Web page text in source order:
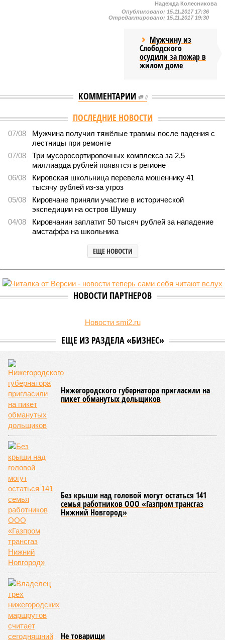
Надежда Колесникова
Опубликовано: 15.11.2017 17:36
Отредактировано: 15.11.2017 19:30
Мужчину из
Слободского
осудили за пожар в
жилом доме
КОММЕНТАРИИ 0
Версия //Общество //
Килограмм свиного шашлыка в Кировской области
Килограмм свиного шашлыка в Кировской области
превысил 1,6 тысяч рублей
5673
Что выберем?
рублей (фото: magnific.com/freepik)
Жители региона готовятся к шашлычному сезону. Но перед тем
как отправиться за мясом, важно оценить цены и выбрать
оптимальный вариант.
лидером по популярности среди
решений, в апреле 2026 года цена за килограмм бескостной
сравнения: в соседней Нижегородской области цена чуть
ниже – около 1458 рублей, а в Костроме – 1370 рублей. В
Марий Эл цена совпадает – 1664 рубля за килограмм.
Если рассматривать более дорогие виды мяса, то
баранина – не для каждого. Помните, что её цена
значительно выше: в регионе она достигает около 4597
рублей за килограмм (не включая бескостное мясо). Это
почти втрое дороже свинины и делает баранину одним из
самых дорогих вариантов для шашлыка в Приволжском
федеральном округе.
А вот говядина – отличный компромисс для тех, кто по
каким-то причинам не любит или не ест свинину. В
Кировской области бескостная говядина стоит около 3320
рублей за килограмм, что чуть дешевле, чем баранина, но
всё равно заметно дороже свинины. В большинстве
регионов округа говядина чуть дешевле, а по соотношению
цена-качество остаётся одним из лучших вариантов для
шашлыка.
Если хотите сэкономить и не возиться с маринадом,
отличный выбор – сосиски и сардельки. В Кировской
области цена на них достигает примерно 1600 рублей за
килограмм – чуть выше, чем у свинины, но не значительно.
Это практичный и быстрый вариант для тех, кто
предпочитает не тратить время на подготовку.